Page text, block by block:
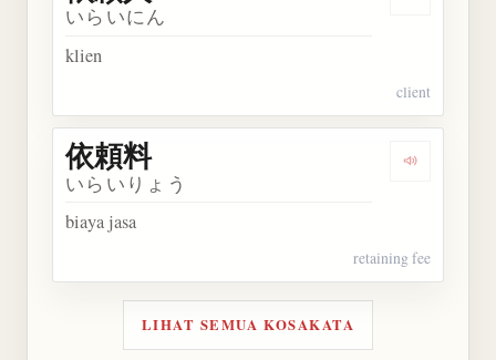
Dengarkan
いらいにん
klien
client
Dengarkan
依頼料
いらいりょう
biaya jasa
retaining fee
LIHAT SEMUA KOSAKATA